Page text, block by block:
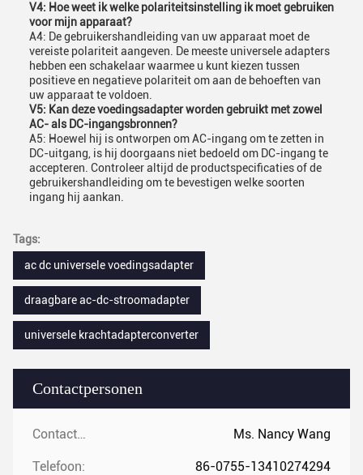
Contactpersonen
Contactpersonen: Ms. Nancy Wang
Telefoon: 86-0755-13410274294
V4: Hoe weet ik welke polariteitsinstelling ik moet gebruiken
voor mijn apparaat?
A4: De gebruikershandleiding van uw apparaat moet de
vereiste polariteit aangeven. De meeste universele adapters
hebben een schakelaar waarmee u kunt kiezen tussen
positieve en negatieve polariteit om aan de behoeften van
uw apparaat te voldoen.
V5: Kan deze voedingsadapter worden gebruikt met zowel
AC- als DC-ingangsbronnen?
A5: Hoewel hij is ontworpen om AC-ingang om te zetten in
DC-uitgang, is hij doorgaans niet bedoeld om DC-ingang te
accepteren. Controleer altijd de productspecificaties of de
gebruikershandleiding om te bevestigen welke soorten
ingang hij aankan.
Tags:
ac dc universele voedingsadapter
draagbare ac-dc-stroomadapter
universele krachtadapterconverter